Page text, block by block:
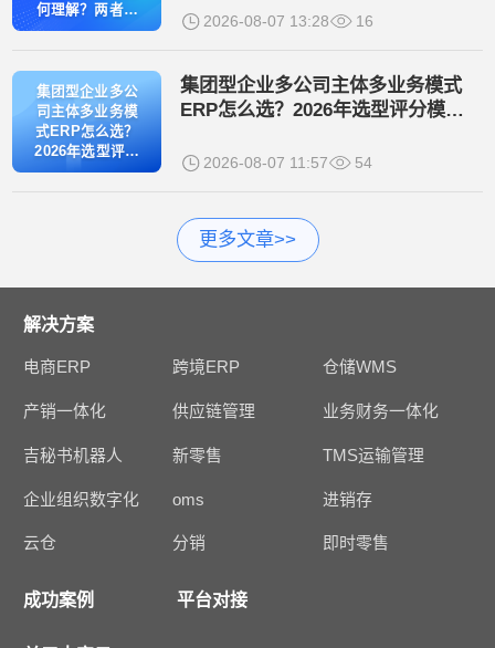
何理解？两者业
务逻辑拆解
2026-08-07 13:28 16
集团型企业多公
司主体多业务模
式ERP怎么选？
2026年选型评分
模型与主流厂商
集团型企业多公司主体多业务模式
ERP怎么选？2026年选型评分模型
2026-08-07 11:57 54
更多文章>>
解决方案
电商ERP 跨境ERP 仓储WMS
产销一体化 供应链管理 业务财务一体化
吉秘书机器人 新零售 TMS运输管理
企业组织数字化 oms 进销存
云仓 分销 即时零售
成功案例 平台对接